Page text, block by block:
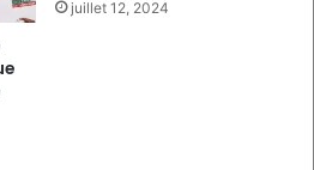
juillet 12, 2024